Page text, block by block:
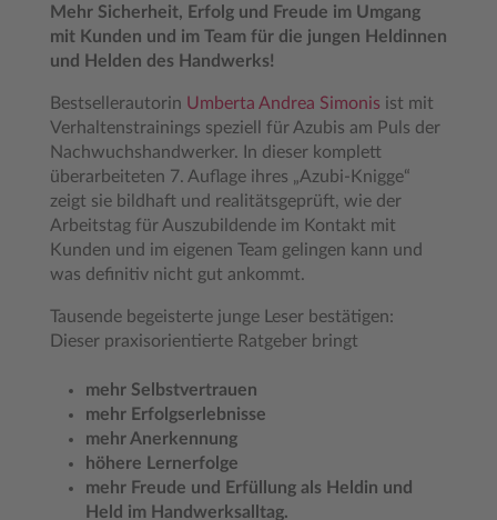
Mehr Sicherheit, Erfolg und Freude im Umgang
mit Kunden und im Team für die jungen Heldinnen
und Helden des Handwerks!
Bestsellerautorin Umberta Andrea Simonis ist mit
Verhaltenstrainings speziell für Azubis am Puls der
Nachwuchshandwerker. In dieser komplett
überarbeiteten 7. Auflage ihres „Azubi-Knigge“
zeigt sie bildhaft und realitätsgeprüft, wie der
Arbeitstag für Auszubildende im Kontakt mit
Kunden und im eigenen Team gelingen kann und
was definitiv nicht gut ankommt.
Tausende begeisterte junge Leser bestätigen:
Dieser praxisorientierte Ratgeber bringt
mehr Selbstvertrauen
mehr Erfolgserlebnisse
mehr Anerkennung
höhere Lernerfolge
mehr Freude und Erfüllung als Heldin und
Held im Handwerksalltag.